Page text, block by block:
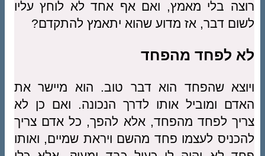
רוצה בלי מאמץ, ואם אף אחד לא לוחץ עליו
לשום דבר, אז מדוע שהוא יתאמץ להתקדם?
לא לפחד מהפחד
ויוצא שהפחד הוא דבר טוב. הוא מיישר את
האדם ומוביל אותו לדרך הנכונה. ואם כן לא
צריך לפחד מהפחד, אלא להפך, כל אדם צריך
להכניס לעצמו פחד מהשם ויראת שמיים, ואותו